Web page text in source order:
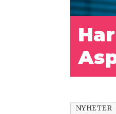
NYHETER